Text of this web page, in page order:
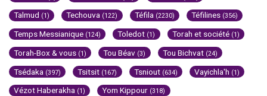
Talmud (1) Techouva (122) Téfila (2230) Téfilines (356)
Temps Messianique (124) Toledot (1) Torah et société (1)
Torah-Box & vous (1) Tou Béav (3) Tou Bichvat (24)
Tsédaka (397) Tsitsit (167) Tsniout (634) Vayichla'h (1)
Vézot Haberakha (1) Yom Kippour (318)